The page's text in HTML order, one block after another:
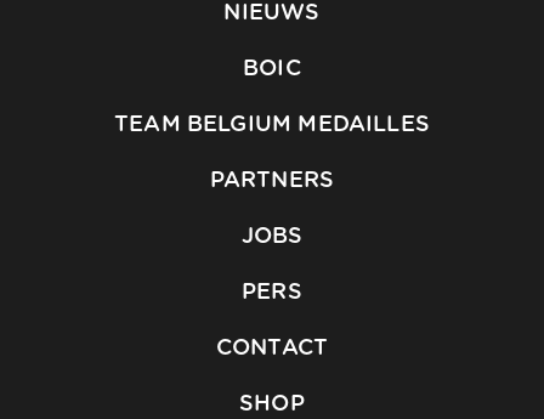
NIEUWS
BOIC
TEAM BELGIUM MEDAILLES
PARTNERS
JOBS
PERS
CONTACT
SHOP